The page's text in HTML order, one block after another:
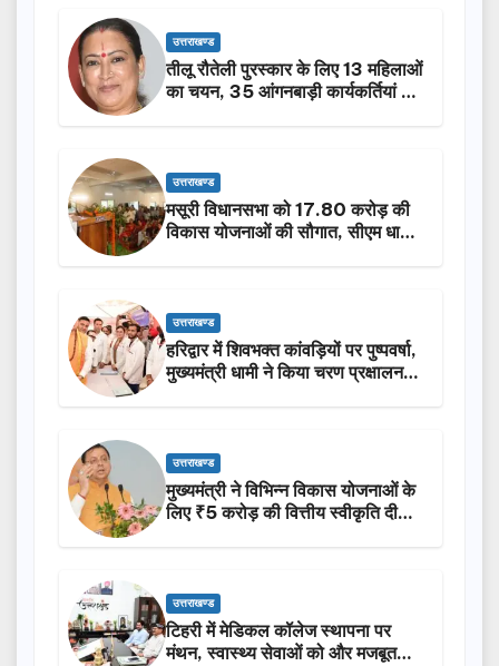
उत्तराखण्ड
तीलू रौतेली पुरस्कार के लिए 13 महिलाओं
का चयन, 35 आंगनबाड़ी कार्यकर्तियां भी
उत्तराखण्ड
मसूरी विधानसभा को 17.80 करोड़ की
विकास योजनाओं की सौगात, सीएम धामी
उत्तराखण्ड
हरिद्वार में शिवभक्त कांवड़ियों पर पुष्पवर्षा,
मुख्यमंत्री धामी ने किया चरण प्रक्षालन…
उत्तराखण्ड
मुख्यमंत्री ने विभिन्न विकास योजनाओं के
लिए ₹5 करोड़ की वित्तीय स्वीकृति दी…
उत्तराखण्ड
टिहरी में मेडिकल कॉलेज स्थापना पर
मंथन, स्वास्थ्य सेवाओं को और मजबूत